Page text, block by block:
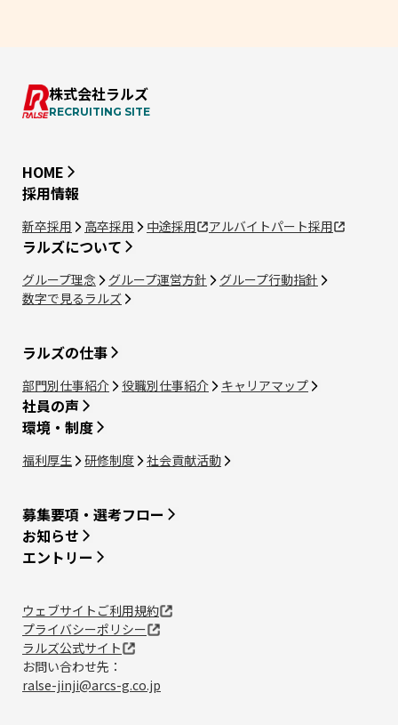
株式会社ラルズ
RECRUITING SITE
HOME
採用情報
新卒採用 高卒採用 中途採用 アルバイトパート採用
ラルズについて
グループ理念 グループ運営方針
グループ行動指針
数字で見るラルズ
ラルズの仕事
部門別仕事紹介 役職別仕事紹介 キャリアマップ
社員の声
環境・制度
福利厚生 研修制度 社会貢献活動
募集要項・選考フロー
お知らせ
エントリー
ウェブサイトご利用規約
プライバシーポリシー
ラルズ公式サイト
お問い合わせ先：
ralse-jinji@arcs-g.co.jp